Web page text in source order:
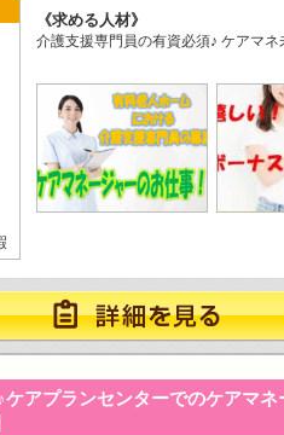
求める人材
介護支援専門員の有資必須♪ ケアマ
アプランセンターでのケアマネ